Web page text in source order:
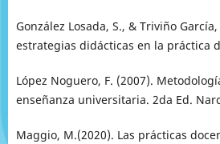
González Losada, S., & Triviño
estrategias didácticas en la práctica
López Noguero, F. (2007).
enseñanza universitaria. 2da Ed.
Maggio, M.(2020). Las prácticas